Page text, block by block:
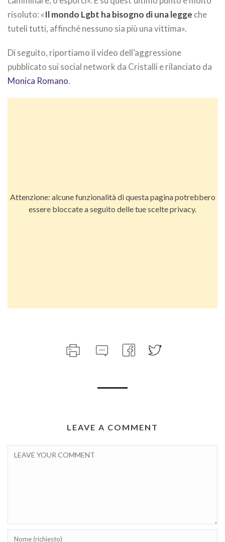
risoluto: «Il mondo Lgbt ha bisogno di una legge che
tuteli tutti, affinché nessuno sia più una vittima».
Di seguito, riportiamo il video dell’aggressione
pubblicato sui social network da Cristalli e rilanciato da
Monica Romano.
Attenzione: alcune funzionalità di questa pagina potrebbero
essere bloccate a seguito delle tue scelte privacy.
LEAVE A COMMENT